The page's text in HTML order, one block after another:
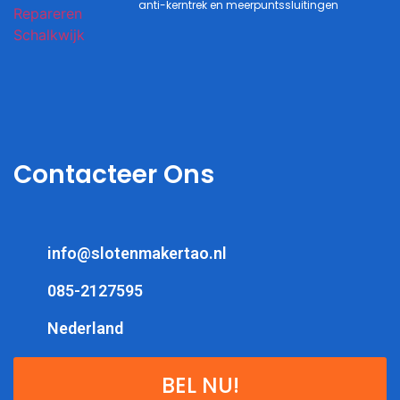
anti-kerntrek en meerpuntssluitingen
Contacteer Ons
info@slotenmakertao.nl
085-2127595
Nederland
BEL NU!